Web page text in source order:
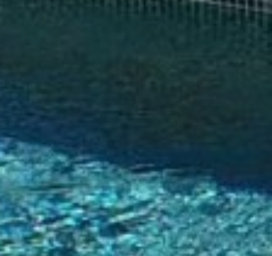
Modificar cookies
Técnicas y funcionales
Este sitio web utiliza Cookies propias para recopilar
información con la finalidad de mejorar nuestros servicios.
Si continua navegando, supone la aceptación de la
instalación de las mismas. El usuario tiene la posibilidad
de configurar su navegador pudiendo, si así lo desea,
impedir que sean instaladas en su disco duro, aunque
deberá tener en cuenta que dicha acción podrá ocasionar
dificultades de navegación de la página web.